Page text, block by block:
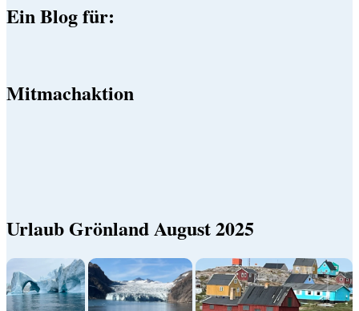
Ein Blog für:
Mitmachaktion
Urlaub Grönland August 2025